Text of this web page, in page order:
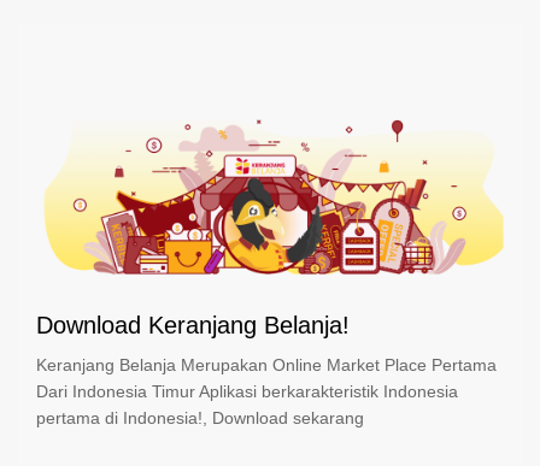
Download Keranjang Belanja!
Keranjang Belanja Merupakan Online Market Place Pertama
Dari Indonesia Timur Aplikasi berkarakteristik Indonesia
pertama di Indonesia!, Download sekarang